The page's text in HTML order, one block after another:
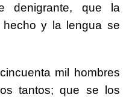
denigrante, que la
hecho y la lengua se
mil hombres
tantos; que se los